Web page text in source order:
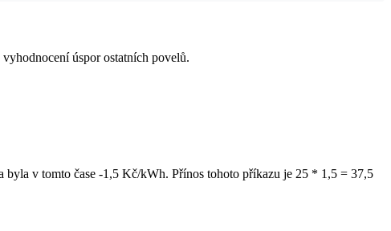
úspor ostatních povelů.
byla v tomto čase -1,5 Kč/kWh. Přínos tohoto příkazu je 25 * 1,5 = 37,5